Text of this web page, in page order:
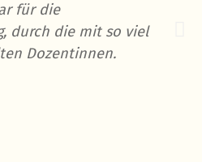
für die
durch die mit so viel
Dozentinnen.